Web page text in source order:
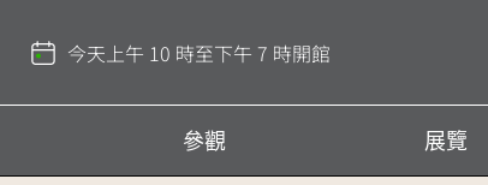
部
今天上午 10 時至下午 7 時開館
參觀 展覽